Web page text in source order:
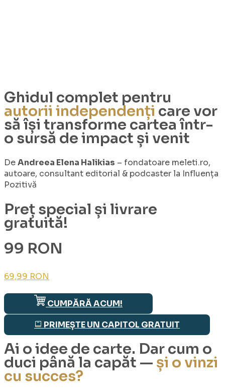
Ghidul complet pentru
autorii independenți care vor
să își transforme cartea într-
o sursă de impact și venit
DeAndreea Elena Halikias – fondatoare meleti.ro,
autoare, consultant editorial & podcaster la Influența
Pozitivă
Preț special și livrare
gratuită!
99 RON
69,99 RON
CUMPĂRĂ ACUM!
PRIMEȘTE UN CAPITOL GRATUIT
Ai o idee de carte. Dar cum o
duci până la capăt — și o vinzi
cu succes?